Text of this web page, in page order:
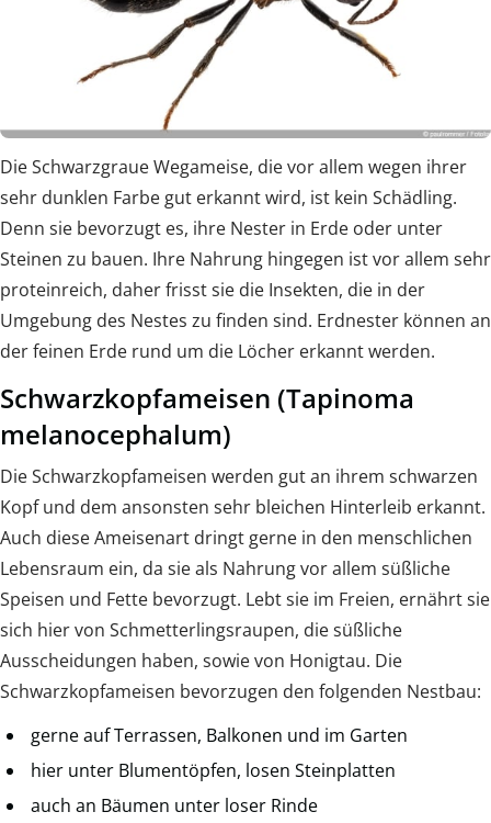
Die Schwarzgraue Wegameise, die vor allem wegen ihrer
sehr dunklen Farbe gut erkannt wird, ist kein Schädling.
Denn sie bevorzugt es, ihre Nester in Erde oder unter
Steinen zu bauen. Ihre Nahrung hingegen ist vor allem sehr
proteinreich, daher frisst sie die Insekten, die in der
Umgebung des Nestes zu finden sind. Erdnester können an
der feinen Erde rund um die Löcher erkannt werden.
Schwarzkopfameisen (Tapinoma
melanocephalum)
Die Schwarzkopfameisen werden gut an ihrem schwarzen
Kopf und dem ansonsten sehr bleichen Hinterleib erkannt.
Auch diese Ameisenart dringt gerne in den menschlichen
Lebensraum ein, da sie als Nahrung vor allem süßliche
Speisen und Fette bevorzugt. Lebt sie im Freien, ernährt sie
sich hier von Schmetterlingsraupen, die süßliche
Ausscheidungen haben, sowie von Honigtau. Die
Schwarzkopfameisen bevorzugen den folgenden Nestbau:
gerne auf Terrassen, Balkonen und im Garten
hier unter Blumentöpfen, losen Steinplatten
auch an Bäumen unter loser Rinde